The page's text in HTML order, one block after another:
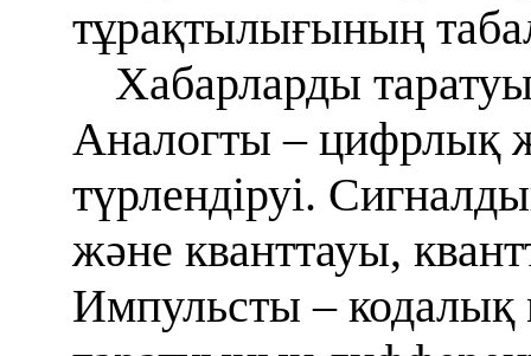
тұрақтылығының
Хабарларды
Аналогты – цифрлық
түрлендіруі.
және кванттауы,
Импульсты –